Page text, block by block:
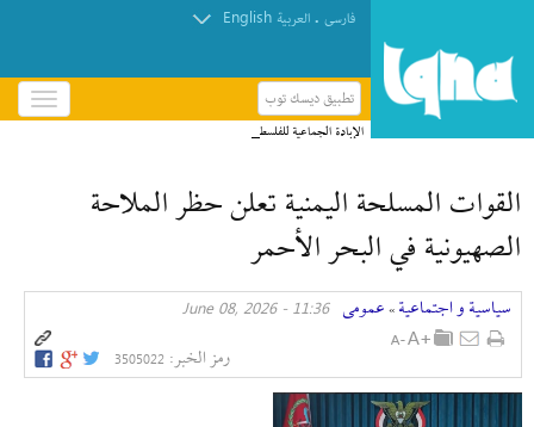
فارسی . العربیة English
تطبيق ديسك توب
باز
و
الإبادة الجماعية للفلسطينيين متجذرّة في صمت منظمات
القوات المسلحة اليمنية تعلن حظر الملاحة
الصهيونية في البحر الأحمر
سیاسیة و اجتماعیة » عمومی 11:36 - June 08, 2026
رمز الخبر: 3505022